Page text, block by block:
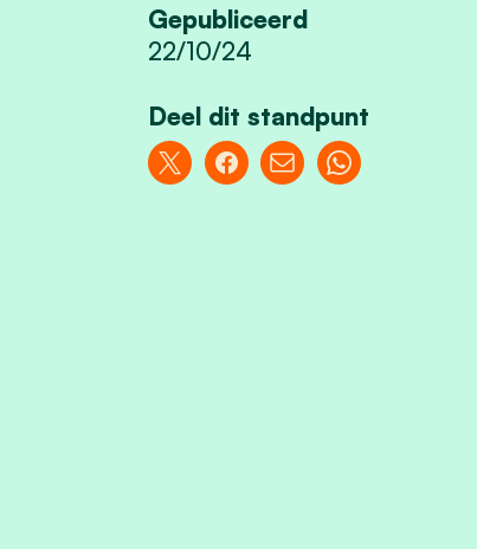
Gepubliceerd
22/10/24
Deel dit standpunt